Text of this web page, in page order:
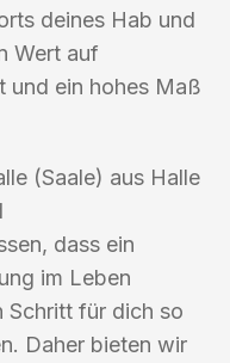
deines Hab und
Wert auf
und ein hohes Maß
(Saale) aus Halle
dass ein
im Leben
Schritt für dich so
Daher bieten wir